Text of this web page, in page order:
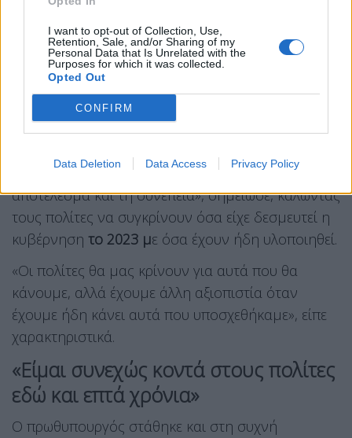
I want to opt-out of Collection, Use,
Retention, Sale, and/or Sharing of my
Personal Data that Is Unrelated with the
Purposes for which it was collected.
Opted Out
CONFIRM
Data Deletion Data Access Privacy Policy
επαναλαμβάνοντας ότι στόχος είναι η ανάπτυξη
να επιστρέφει στην κοινωνία.
«Η αξιοπιστία των πολιτικών
κρίνεται από τη συνέπεια»
Ιδιαίτερη έμφαση έδωσε στην
«Η αξιοπιστία των πολιτικών κρίνεται από το
αποτέλεσμα και τη συνέπεια», σημείωσε, καλώντας
τους πολίτες να συγκρίνουν όσα είχε δεσμευτεί η
κυβέρνηση το 2023 με όσα έχουν ήδη υλοποιηθεί.
«Οι πολίτες θα μας κρίνουν για αυτά που θα
κάνουμε, αλλά έχουμε άλλη αξιοπιστία όταν
έχουμε ήδη κάνει αυτά που υποσχεθήκαμε», είπε
χαρακτηριστικά.
«Είμαι συνεχώς κοντά στους πολίτες
εδώ και επτά χρόνια»
Ο πρωθυπουργός στάθηκε και στη συχνή